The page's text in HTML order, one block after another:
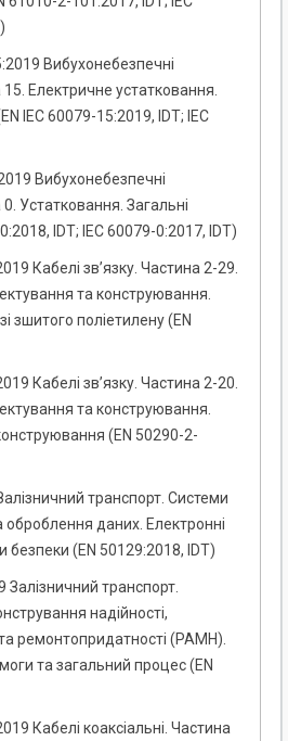
Вибухонебезпечні
Електричне устатковання.
IEC 60079-15:2019, IDT; IEC
Вибухонебезпечні
Устатковання. Загальні
IDT; IEC 60079-0:2017, IDT)
Кабелі зв’язку. Частина 2-29.
та конструювання.
зшитого поліетилену (EN
Кабелі зв’язку. Частина 2-20.
та конструювання.
(EN 50290-2-
транспорт. Системи
оброблення даних. Електронні
безпеки (EN 50129:2018, IDT)
транспорт.
надійності,
ремонтопридатності (РАМН).
та загальний процес (EN
Кабелі коаксіальні. Частина